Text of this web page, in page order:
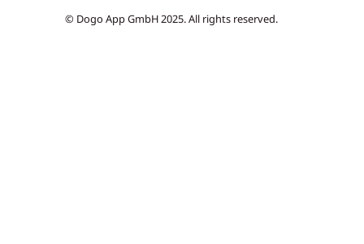
© Dogo App GmbH 2025. All rights reserved.